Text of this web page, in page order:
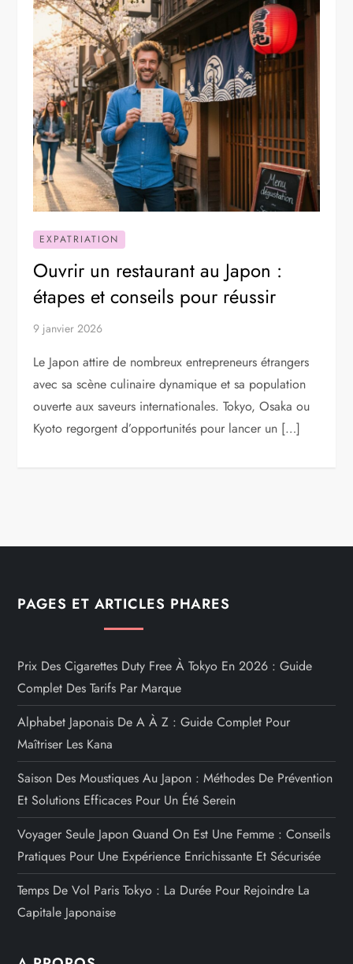
EXPATRIATION
Ouvrir un restaurant au Japon :
étapes et conseils pour réussir
9 janvier 2026
Le Japon attire de nombreux entrepreneurs étrangers
avec sa scène culinaire dynamique et sa population
ouverte aux saveurs internationales. Tokyo, Osaka ou
Kyoto regorgent d’opportunités pour lancer un […]
PAGES ET ARTICLES PHARES
Prix Des Cigarettes Duty Free À Tokyo En 2026 : Guide
Complet Des Tarifs Par Marque
Alphabet Japonais De A À Z : Guide Complet Pour
Maîtriser Les Kana
Saison Des Moustiques Au Japon : Méthodes De Prévention
Et Solutions Efficaces Pour Un Été Serein
Voyager Seule Japon Quand On Est Une Femme : Conseils
Pratiques Pour Une Expérience Enrichissante Et Sécurisée
Temps De Vol Paris Tokyo : La Durée Pour Rejoindre La
Capitale Japonaise